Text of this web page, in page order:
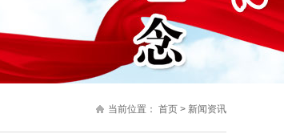
当前位置： 首页 > 新闻资讯